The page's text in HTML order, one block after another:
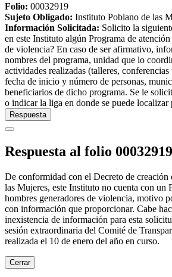
Folio: 00032919
Sujeto Obligado: Instituto Poblano de las
Información Solicitada: Solicito la
en este Instituto algún Programa de
de violencia? En caso de ser afirmativo,
nombres del programa, unidad que lo
actividades realizadas (talleres,
fecha de inicio y número de personas,
beneficiarios de dicho programa. Se le
o indicar la liga en donde se puede localizar
Respuesta
Respuesta al folio 00032919
De conformidad con el Decreto de creación
las Mujeres, este Instituto no cuenta con un
hombres generadores de violencia, motivo
con información que proporcionar. Cabe
inexistencia de información para esta
sesión extraordinaria del Comité de
realizada el 10 de enero del año en curso.
Cerrar